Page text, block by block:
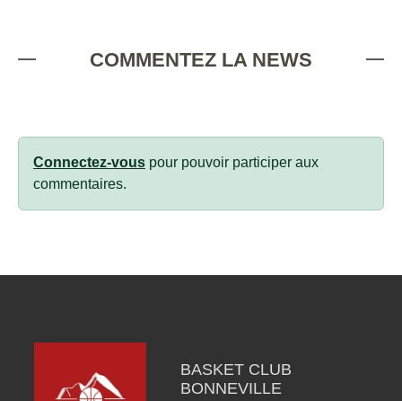
COMMENTEZ LA NEWS
Connectez-vous pour pouvoir participer aux
commentaires.
BASKET CLUB
BONNEVILLE